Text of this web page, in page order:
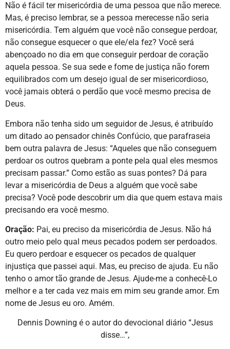
Não é fácil ter misericórdia de uma pessoa que não merece.
Mas, é preciso lembrar, se a pessoa merecesse não seria
misericórdia. Tem alguém que você não consegue perdoar,
não consegue esquecer o que ele/ela fez? Você será
abençoado no dia em que conseguir perdoar de coração
aquela pessoa. Se sua sede e fome de justiça não forem
equilibrados com um desejo igual de ser misericordioso,
você jamais obterá o perdão que você mesmo precisa de
Deus.
Embora não tenha sido um seguidor de Jesus, é atribuído
um ditado ao pensador chinês Confúcio, que parafraseia
bem outra palavra de Jesus: “Aqueles que não conseguem
perdoar os outros quebram a ponte pela qual eles mesmos
precisam passar.” Como estão as suas pontes? Dá para
levar a misericórdia de Deus a alguém que você sabe
precisa? Você pode descobrir um dia que quem estava mais
precisando era você mesmo.
Oração: Pai, eu preciso da misericórdia de Jesus. Não há
outro meio pelo qual meus pecados podem ser perdoados.
Eu quero perdoar e esquecer os pecados de qualquer
injustiça que passei aqui. Mas, eu preciso de ajuda. Eu não
tenho o amor tão grande de Jesus. Ajude-me a conhecê-Lo
melhor e a ter cada vez mais em mim seu grande amor. Em
nome de Jesus eu oro. Amém.
Dennis Downing é o autor do devocional diário “Jesus
disse…”,